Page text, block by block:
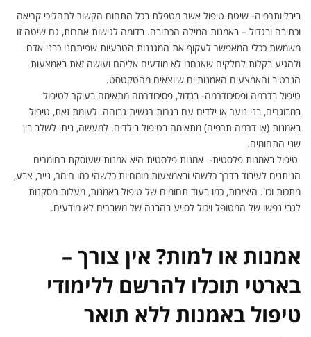
ביבליותרפיה- שיטת טיפול אשר מטפלת בכל התחום הקשור לתהליכי קריאה
וכתיבה ובגדול – באמנות המילה הכתובה. בדומה לגישות אחרות, גם שיטה זו
משמשת ככלי המאפשר לעקוף את המגננות הטבעיות שפיתחנו כבני אדם
ולהגיע בקלות לחלקים שאנחנו לא מודעים אליהם ועושה זאת באמצעות
הנרטיב והאמצעים האמנותיים שיוצאים מהטקטסט.
טיפול בדרמה ופסיכודרמה- בגדול, פסיכודרמה מתאימה בעיקר לטיפול
במבוגרים, בני נוער או ילדים עם בגרות רגשית גבוהה. לעומת זאת, טיפול
באמנות (או דרמה תרפיה) מתאימה בטיפול בילדים. למעשה, ניתן לשלב בין
שני התחומים.
טיפול באמנות פלסטית- אמנות פלסטית היא אמנות שעוסקת בחומרים
הניתנים לעיבוד בדרך כלשהי ובאמצעות מומחיות כלשהי כמו חימר, נייר, צבע,
מתכות וכו'. היצירות, כמו בעוד תחומים של טיפול באמנות, מעלות מסקנות
לגבי נפשו של המטופל ויכול לסייע בהבנה של משברים לא מודעים.
אמנות או למות? אין צורך –
בארטי תוכלו להרשם ללימודי
טיפול באמנות ללא תואר